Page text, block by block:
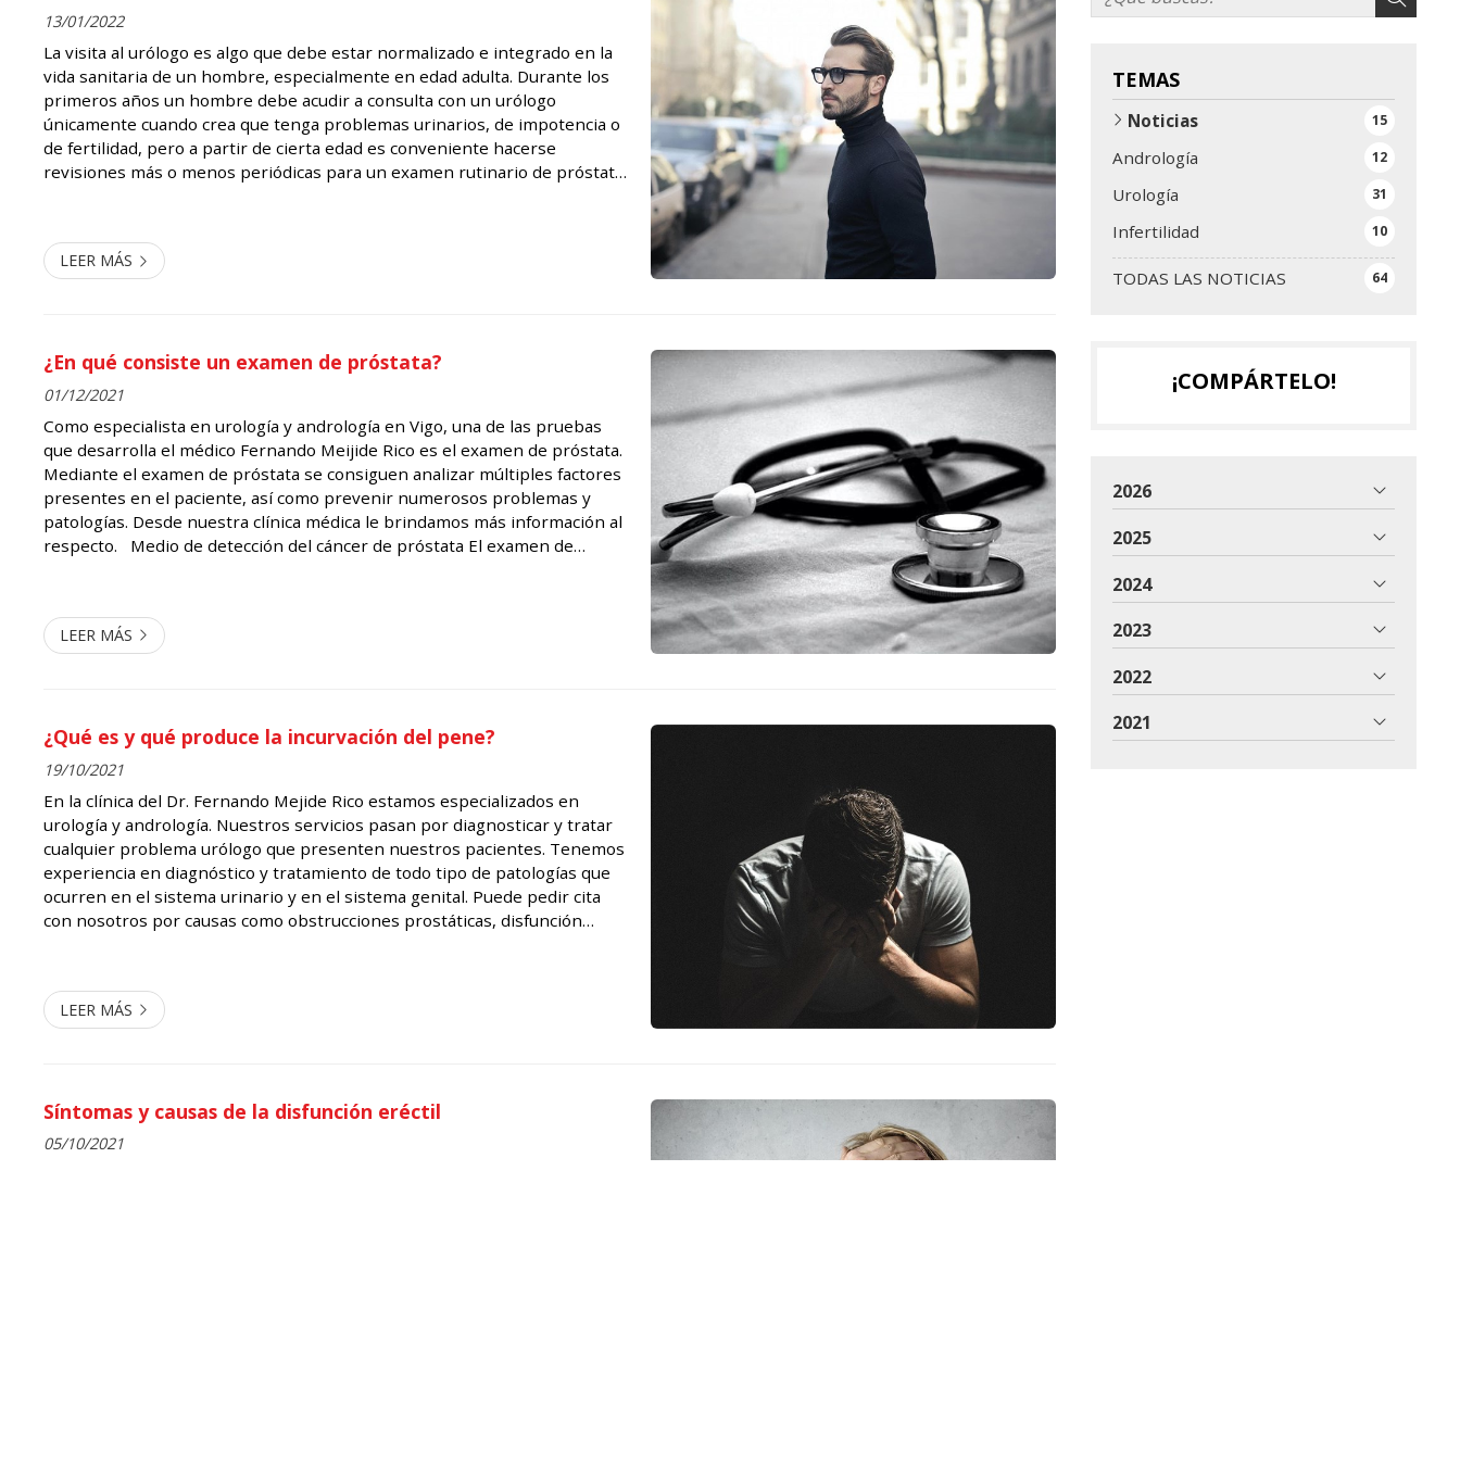
TEMAS
TODAS LAS NOTICIAS 64
Noticias 15
Andrología 12
Urología 31
Infertilidad 10
13/01/2022
La visita al urólogo es algo que debe estar normalizado e integrado en la
vida sanitaria de un hombre, especialmente en edad adulta. Durante los
primeros años un hombre debe acudir a consulta con un urólogo
únicamente cuando crea que tenga problemas urinarios, de impotencia o
de fertilidad, pero a partir de cierta edad es conveniente hacerse
revisiones más o menos periódicas para un examen rutinario de próstata.
LEER MÁS
¿En qué consiste un examen de próstata?
01/12/2021
Como especialista en urología y andrología en Vigo, una de las pruebas
que desarrolla el médico Fernando Meijide Rico es el examen de próstata.
Mediante el examen de próstata se consiguen analizar múltiples factores
presentes en el paciente, así como prevenir numerosos problemas y
patologías. Desde nuestra clínica médica le brindamos más información al
respecto. Medio de detección del cáncer de próstata El examen de
LEER MÁS
¿Qué es y qué produce la incurvación del pene?
19/10/2021
En la clínica del Dr. Fernando Mejide Rico estamos especializados en
urología y andrología. Nuestros servicios pasan por diagnosticar y tratar
cualquier problema urólogo que presenten nuestros pacientes. Tenemos
experiencia en diagnóstico y tratamiento de todo tipo de patologías que
ocurren en el sistema urinario y en el sistema genital. Puede pedir cita
con nosotros por causas como obstrucciones prostáticas, disfunción
LEER MÁS
Síntomas y causas de la disfunción eréctil
05/10/2021
¡COMPÁRTELO!
2026
2025
2024
2023
2022
2021